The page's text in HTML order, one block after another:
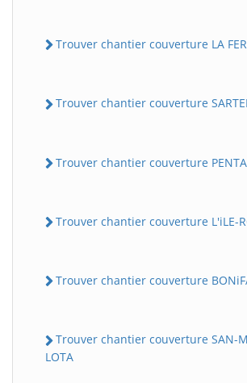
Trouver chantier couverture LA
Trouver chantier couverture
Trouver chantier couverture
Trouver chantier couverture L'iLE-
Trouver chantier couverture
Trouver chantier couverture SAN-
LOTA